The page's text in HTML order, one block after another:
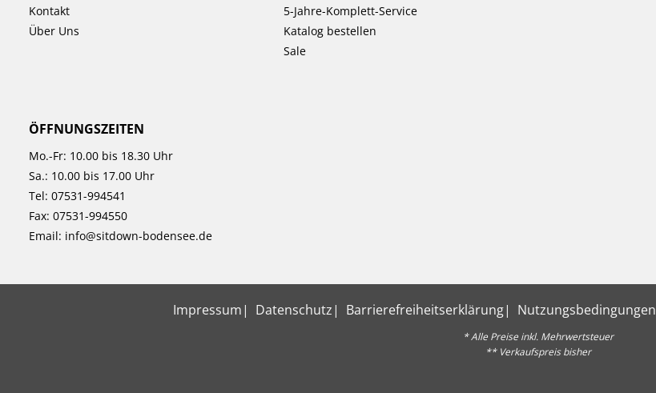
Kontakt
Über Uns
5-Jahre-Komplett-Service
Katalog bestellen
Sale
ÖFFNUNGSZEITEN
Mo.-Fr: 10.00 bis 18.30 Uhr
Sa.: 10.00 bis 17.00 Uhr
Tel: 07531-994541
Fax: 07531-994550
Email: info@sitdown-bodensee.de
Impressum Datenschutz Barrierefreiheitserklärung Nutzungsbedingungen
* Alle Preise inkl. Mehrwertsteuer
** Verkaufspreis bisher